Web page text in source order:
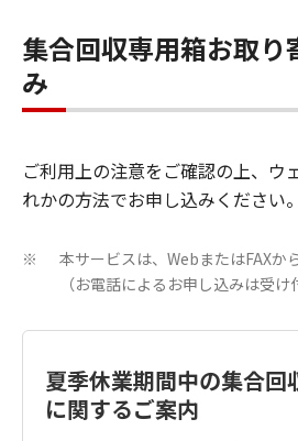
集合回収専用箱お取り
み
ご利用上の注意をご確認の上、ウ
れかの方法でお申し込みください。
※
本サービスは、WebまたはFAXか
（お電話によるお申し込みは受け
夏季休業期間中の集合回
に関するご案内